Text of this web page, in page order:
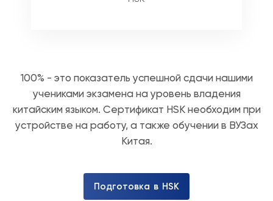
100% - это показатель успешной сдачи нашими
учениками экзамена на уровень владения
китайским языком. Сертификат HSK необходим при
устройстве на работу, а также обучении в ВУЗах
Китая.
П одготовка в HSK